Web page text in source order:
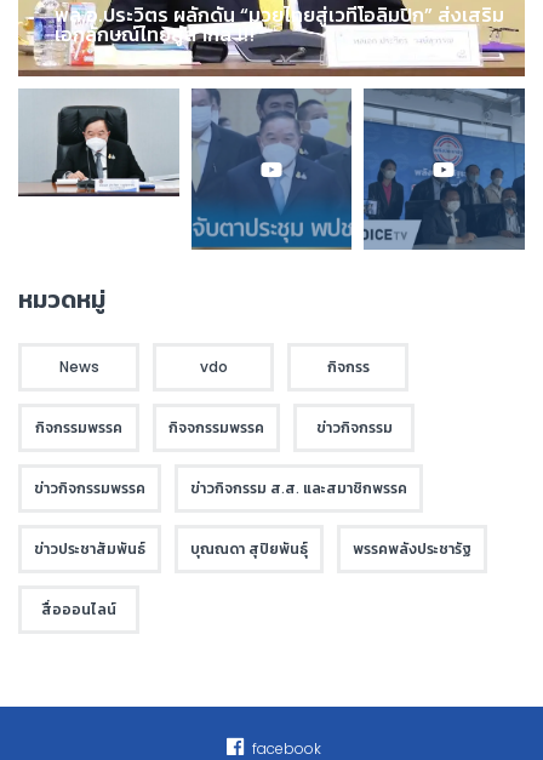
พล.อ.ประวิตร ผลักดัน “มวยไทยสู่เวทีโอลิมปิก” ส่งเสริม
เอกลักษณ์ไทยสู่สากล !!!
หมวดหมู่
News vdo กิจกรร
กิจกรรมพรรค กิจจกรรมพรรค ข่าวกิจกรรม
ข่าวกิจกรรมพรรค ข่าวกิจกรรม ส.ส. และสมาชิกพรรค
ข่าวประชาสัมพันธ์ บุณณดา สุปิยพันธุ์ พรรคพลังประชารัฐ
สื่อออนไลน์
facebook